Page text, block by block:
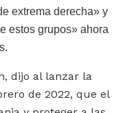
extrema derecha» y
estos grupos» ahora
dijo al lanzar la
de 2022, que el